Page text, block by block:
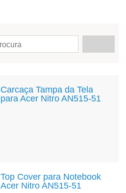
Carcaça Tampa da Tela
para Acer Nitro AN515-51
Top Cover para Notebook
Acer Nitro AN515-51